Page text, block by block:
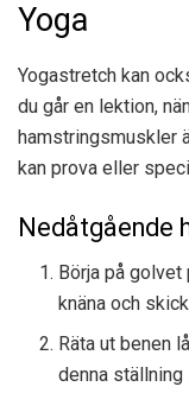
Yoga
Yogastretch kan
du går en lektion,
hamstringsmuskler
kan prova eller
Nedåtgående
Börja på golvet
knäna och
Räta ut benen
denna ställning